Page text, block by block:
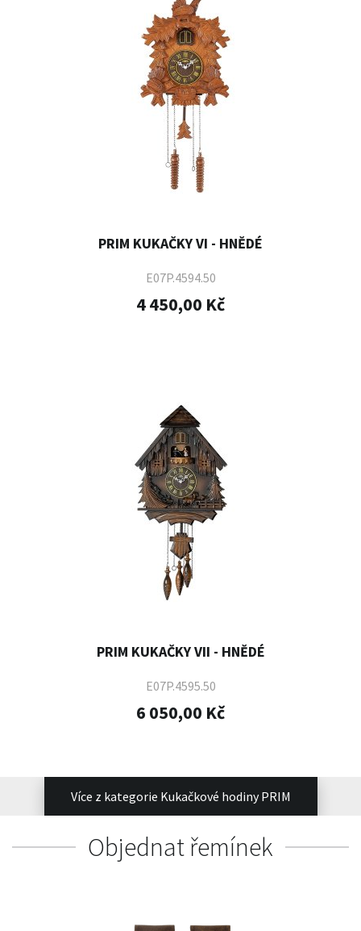
PRIM KUKAČKY VI - HNĚDÉ
E07P.4594.50
4 450,00 Kč
PRIM KUKAČKY VII - HNĚDÉ
E07P.4595.50
6 050,00 Kč
Více z kategorie Kukačkové hodiny PRIM
Objednat řemínek